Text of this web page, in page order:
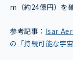
m（約24億円）を
参考記事： Isar
の「持続可能な宇